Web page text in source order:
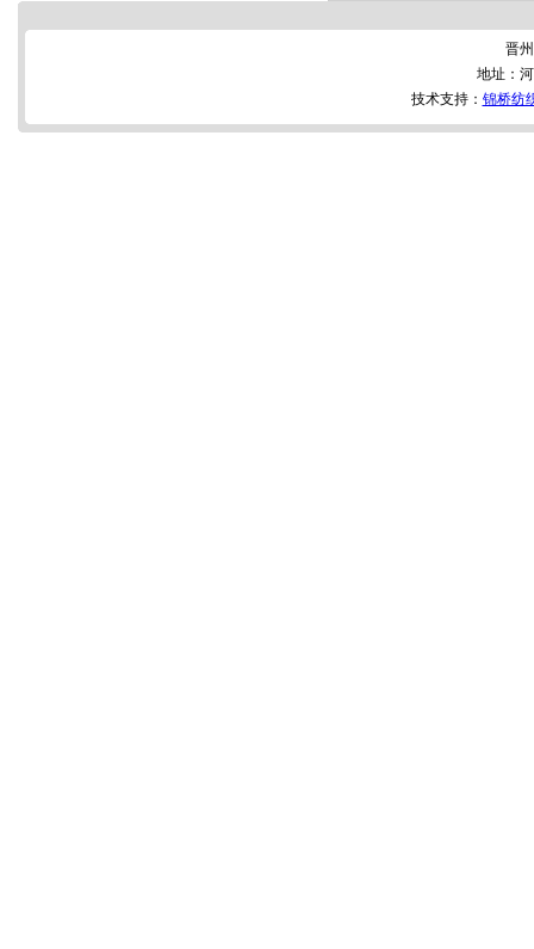
晋
地址：
技术支持： 锦桥纺